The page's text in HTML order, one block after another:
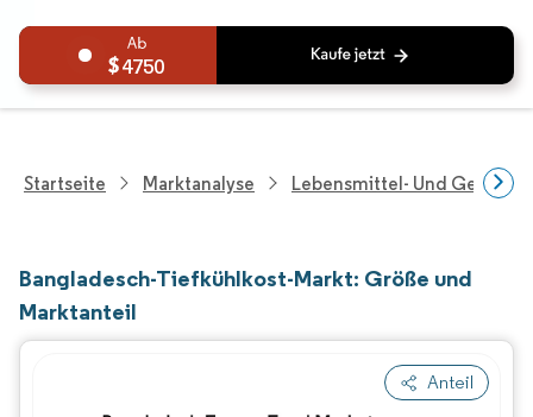
4750
Startseite Marktanalyse Lebensmittel- Und
Bangladesch-Tiefkühlkost-Markt: Größe und
Marktanteil
Anteil